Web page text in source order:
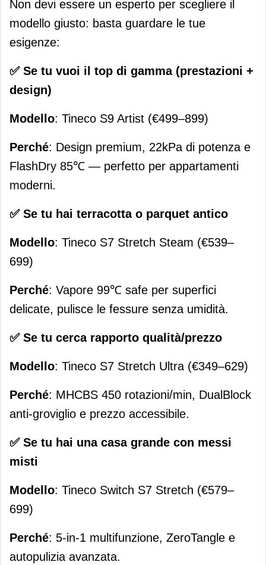
Non devi essere un esperto per scegliere il
modello giusto: basta guardare le tue
esigenze:
✅ Se tu vuoi il top di gamma (prestazioni +
design)
Modello: Tineco S9 Artist (€499–899)
Perché: Design premium, 22kPa di potenza e
FlashDry 85℃ — perfetto per appartamenti
moderni.
✅ Se tu hai terracotta o parquet antico
Modello: Tineco S7 Stretch Steam (€539–
699)
Perché: Vapore 99℃ safe per superfici
delicate, pulisce le fessure senza umidità.
✅ Se tu cerca rapporto qualità/prezzo
Modello: Tineco S7 Stretch Ultra (€349–629)
Perché: MHCBS 450 rotazioni/min, DualBlock
anti-groviglio e prezzo accessibile.
✅ Se tu hai una casa grande con messi
misti
Modello: Tineco Switch S7 Stretch (€579–
699)
Perché: 5-in-1 multifunzione, ZeroTangle e
autopulizia avanzata.